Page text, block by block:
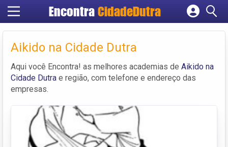
Encontra CidadeDutra
Cadastrar empresa
Criar conta
Aikido na Cidade Dutra
Aqui você Encontra! as melhores academias de Aikido na
Cidade Dutra e região, com telefone e endereço das
empresas.